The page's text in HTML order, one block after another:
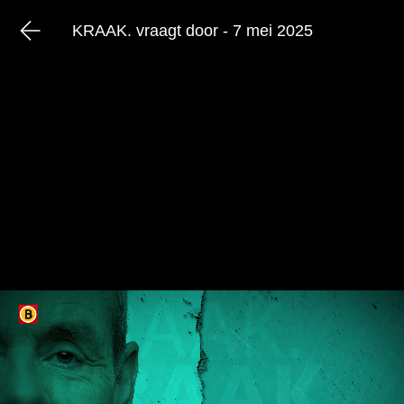
KRAAK. vraagt door - 7 mei 2025